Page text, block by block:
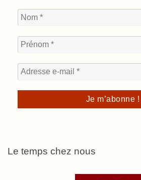
Le temps chez nous